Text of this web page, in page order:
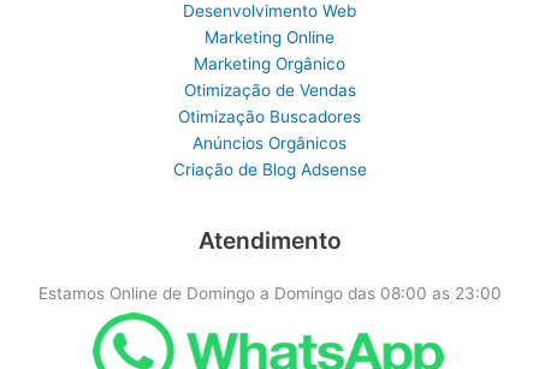
Desenvolvimento Web
Marketing Online
Marketing Orgânico
Otimização de Vendas
Otimização Buscadores
Anúncios Orgânicos
Criação de Blog Adsense
Atendimento
Estamos Online de Domingo a Domingo das 08:00 as 23:00